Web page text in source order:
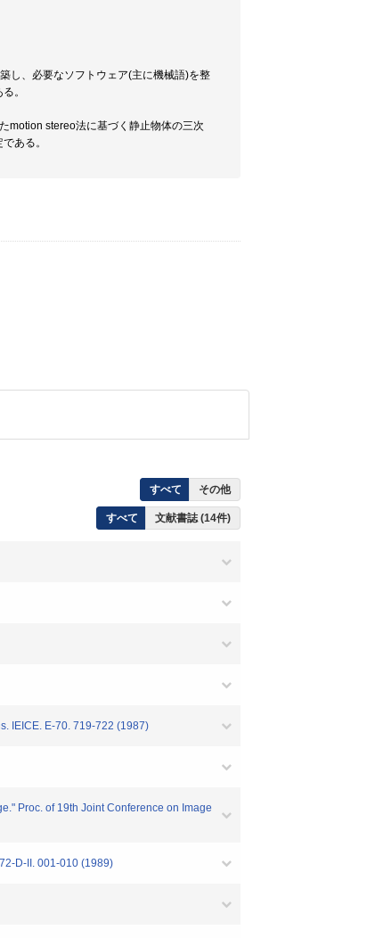
し、必要なソフトウェア(主に機械語)を整
。
motion stereo法に基づく静止物体の三次
ある。
すべて その他
すべて 文献書誌 (14件)
IEICE. E-70. 719-722 (1987)
Proc. of 19th Joint Conference on Image
D-II. 001-010 (1989)